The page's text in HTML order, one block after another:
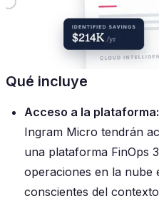
Qué incluye
Acceso a la plataforma:
Ingram Micro tendrán
una plataforma FinOps
operaciones en la nube
conscientes del